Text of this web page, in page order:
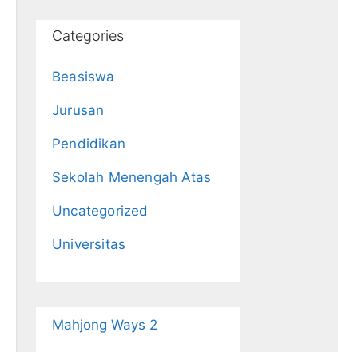
Categories
Beasiswa
Jurusan
Pendidikan
Sekolah Menengah Atas
Uncategorized
Universitas
Mahjong Ways 2